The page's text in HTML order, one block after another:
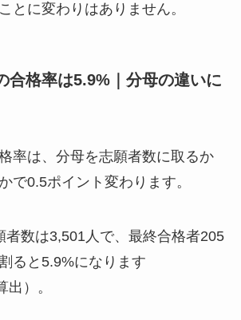
とに変わりはありません。
合格率は5.9%｜分母の違いに
率は、分母を志願者数に取るか
で0.5ポイント変わります。
者数は3,501人で、最終合格者205
ると5.9%になります
出）。